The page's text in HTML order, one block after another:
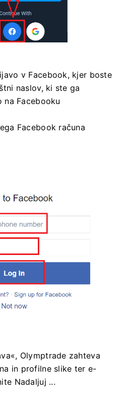
v Facebook, kjer boste
naslov, ki ste ga
Facebooku
Facebook računa
Olymptrade zahteva
in profilne slike ter e-
Nadaljuj ...